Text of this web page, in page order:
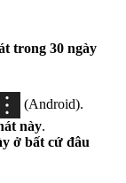
trong 30 ngày
(Android).
này.
ở bất cứ đâu